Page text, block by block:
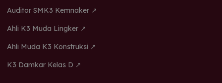
Auditor SMK3 Kemnaker ↗
Ahli K3 Muda Lingker ↗
Ahli Muda K3 Konstruksi ↗
K3 Damkar Kelas D ↗